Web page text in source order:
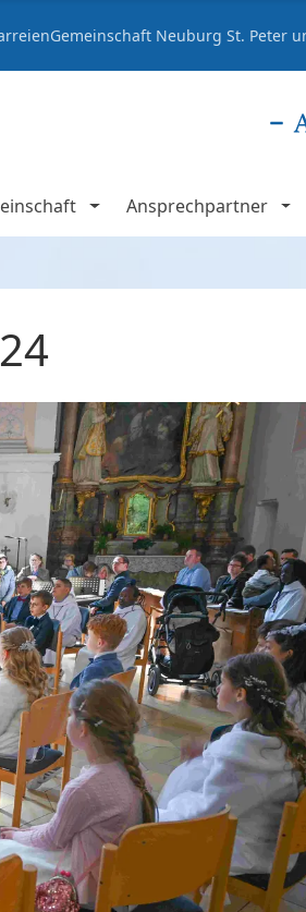
Neuburg St. Peter
Ansprechpartner